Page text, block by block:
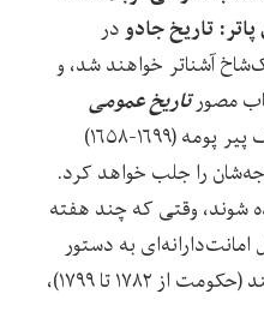
تاریخ جادودر
آشناتر خواهند شد، و
مصورتاریخ عمومی
(چاپ پاریس، ۱۶۹۴) تألیف پیر پومه (۱۶۹۹-۱۶۵۸)
را جلب خواهد کرد.
وقتی که چند هفته
دارانهای به دستور
تیپو سلطان، حاکم میسور در هند (حکومت از ۱۷۸۲ تا ۱۷۹۹)،